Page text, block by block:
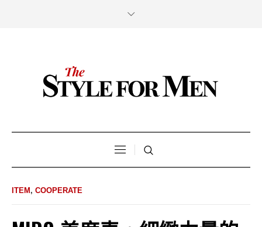
ITEM, COOPERATE